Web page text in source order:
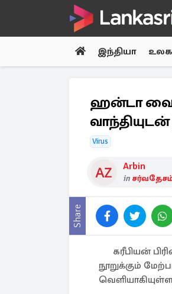
இந்தியா
ஹன்டா
Virus
Arbin
in
Share
கரீபியன்
நூறுக்கும்